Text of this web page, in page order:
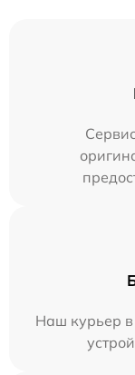
Наш курьер в